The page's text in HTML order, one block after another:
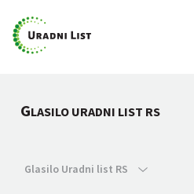
GLASILO URADNI LIST RS
Glasilo Uradni list RS